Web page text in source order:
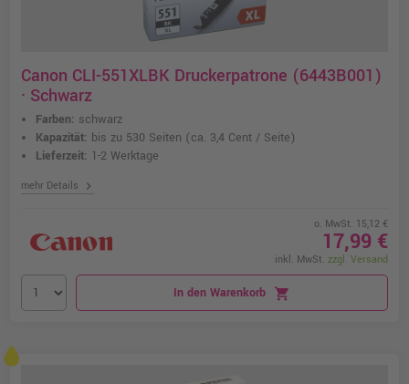
Canon CLI-551XLBK Druckerpatrone (6443B001)
· Schwarz
Farben: schwarz
Kapazität: bis zu 530 Seiten (ca. 3,4 Cent / Seite)
Lieferzeit: 1-2 Werktage
mehr Details chevron_right
o. MwSt. 15,12 €
17,99 €
inkl. MwSt. zzgl. Versand
In den Warenkorb shopping_cart